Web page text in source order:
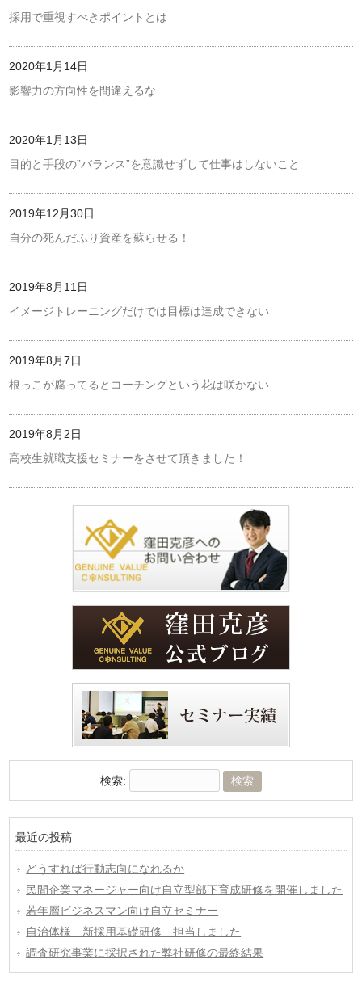
採用で重視すべきポイントとは
2020年1月14日
影響力の方向性を間違えるな
2020年1月13日
目的と手段の”バランス”を意識せずして仕事はしないこと
2019年12月30日
自分の死んだふり資産を蘇らせる！
2019年8月11日
イメージトレーニングだけでは目標は達成できない
2019年8月7日
根っこが腐ってるとコーチングという花は咲かない
2019年8月2日
高校生就職支援セミナーをさせて頂きました！
検索:
最近の投稿
どうすれば行動志向になれるか
民間企業マネージャー向け自立型部下育成研修を開催しました
若年層ビジネスマン向け自立セミナー
自治体様 新採用基礎研修 担当しました
調査研究事業に採択された弊社研修の最終結果